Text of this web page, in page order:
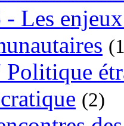
Les
(2)